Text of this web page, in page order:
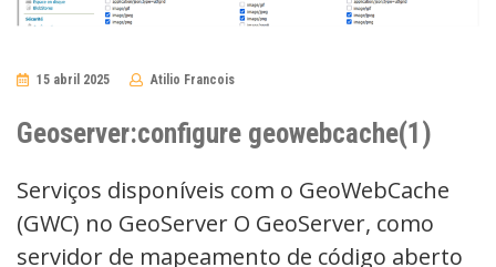
15 abril 2025 Atilio Francois
Geoserver:configure geowebcache(1)
Serviços disponíveis com o GeoWebCache
(GWC) no GeoServer O GeoServer, como
servidor de mapeamento de código aberto